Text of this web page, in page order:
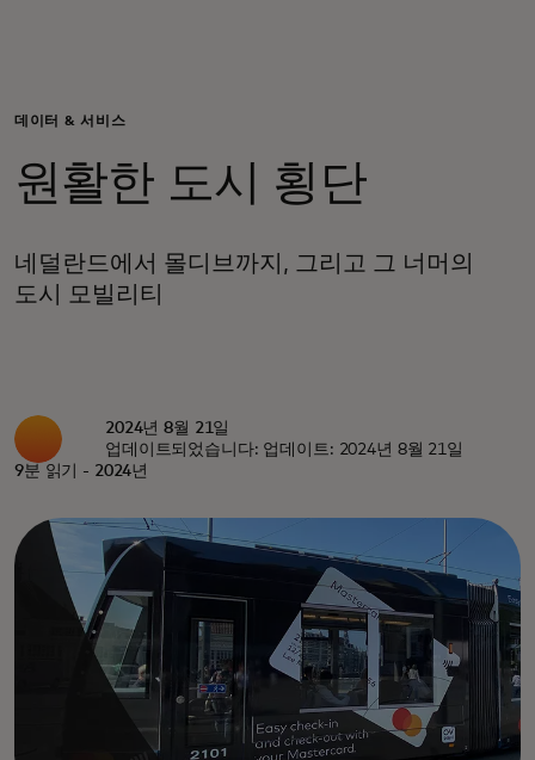
비즈니스 고객
모두를 위한 가치
이노베이터
데이터 & 서비스
원활한 도시 횡단
네덜란드에서 몰디브까지, 그리고 그 너머의
도시 모빌리티
2024년 8월 21일
업데이트되었습니다: 업데이트: 2024년 8월 21일
9분 읽기 - 2024년